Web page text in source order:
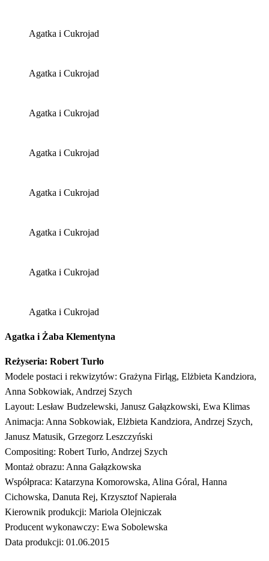
Agatka i Cukrojad
Agatka i Cukrojad
Agatka i Cukrojad
Agatka i Cukrojad
Agatka i Cukrojad
Agatka i Cukrojad
Agatka i Cukrojad
Agatka i Cukrojad
Agatka i Żaba Klementyna
Reżyseria: Robert Turło
Modele postaci i rekwizytów: Grażyna Firląg, Elżbieta Kandziora,
Anna Sobkowiak, Andrzej Szych
Layout: Lesław Budzelewski, Janusz Gałązkowski, Ewa Klimas
Animacja: Anna Sobkowiak, Elżbieta Kandziora, Andrzej Szych,
Janusz Matusik, Grzegorz Leszczyński
Compositing: Robert Turło, Andrzej Szych
Montaż obrazu: Anna Gałązkowska
Współpraca: Katarzyna Komorowska, Alina Góral, Hanna
Cichowska, Danuta Rej, Krzysztof Napierała
Kierownik produkcji: Mariola Olejniczak
Producent wykonawczy: Ewa Sobolewska
Data produkcji: 01.06.2015